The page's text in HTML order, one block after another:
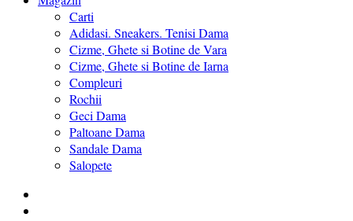
Carti
Adidasi. Sneakers. Tenisi Dama
Cizme, Ghete si Botine de Vara
Cizme, Ghete si Botine de Iarna
Compleuri
Rochii
Geci Dama
Paltoane Dama
Sandale Dama
Salopete